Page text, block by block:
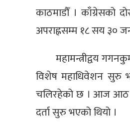
काठमाडौँ । काँग्रेसको
अपराह्नसम्म १८ सय ३०
महामन्त्रीद्वय
विशेष महाधिवेशन सुरु
चलिरहेको छ । आज आठ
दर्ता सुरु भएको थियो ।